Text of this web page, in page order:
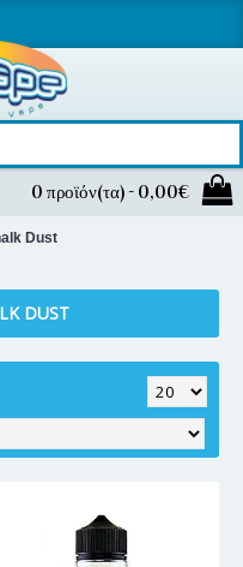
0 προϊόν(τα) - 0,00€
Dust
DUST